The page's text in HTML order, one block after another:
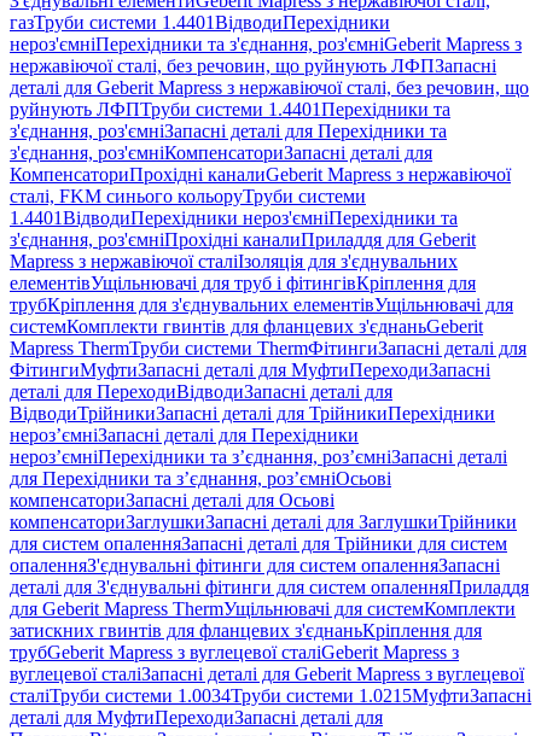
газТруби системи 1.4401ВідводиПерехідники
нероз'ємніПерехідники та з'єднання, роз'ємніGeberit Mapress з
нержавіючої сталі, без речовин, що руйнують ЛФПЗапасні
деталі для Geberit Mapress з нержавіючої сталі, без речовин, що
руйнують ЛФПТруби системи 1.4401Перехідники та
з'єднання, роз'ємніЗапасні деталі для Перехідники та
з'єднання, роз'ємніКомпенсаториЗапасні деталі для
КомпенсаториПрохідні каналиGeberit Mapress з нержавіючої
сталі, FKM синього кольоруТруби системи
1.4401ВідводиПерехідники нероз'ємніПерехідники та
з'єднання, роз'ємніПрохідні каналиПриладдя для Geberit
Mapress з нержавіючої сталіІзоляція для з'єднувальних
елементівУщільнювачі для труб і фітингівКріплення для
трубКріплення для з'єднувальних елементівУщільнювачі для
системКомплекти гвинтів для фланцевих з'єднаньGeberit
Mapress ThermТруби системи ThermФітингиЗапасні деталі для
ФітингиМуфтиЗапасні деталі для МуфтиПереходиЗапасні
деталі для ПереходиВідводиЗапасні деталі для
ВідводиТрійникиЗапасні деталі для ТрійникиПерехідники
нероз’ємніЗапасні деталі для Перехідники
нероз’ємніПерехідники та з’єднання, роз’ємніЗапасні деталі
для Перехідники та з’єднання, роз’ємніОсьові
компенсаториЗапасні деталі для Осьові
компенсаториЗаглушкиЗапасні деталі для ЗаглушкиТрійники
для систем опаленняЗапасні деталі для Трійники для систем
опаленняЗ'єднувальні фітинги для систем опаленняЗапасні
деталі для З'єднувальні фітинги для систем опаленняПриладдя
для Geberit Mapress ThermУщільнювачі для системКомплекти
затискних гвинтів для фланцевих з'єднаньКріплення для
трубGeberit Mapress з вуглецевої сталіGeberit Mapress з
вуглецевої сталіЗапасні деталі для Geberit Mapress з вуглецевої
сталіТруби системи 1.0034Труби системи 1.0215МуфтиЗапасні
деталі для МуфтиПереходиЗапасні деталі для